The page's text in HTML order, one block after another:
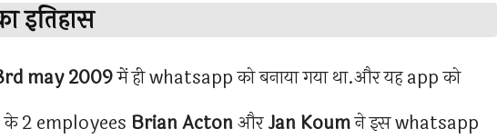
इतिहास
may 2009में ही whatsapp को बनाया गया था.और यह app को
2 employees Brian ActonऔरJan Koumने इस whatsapp